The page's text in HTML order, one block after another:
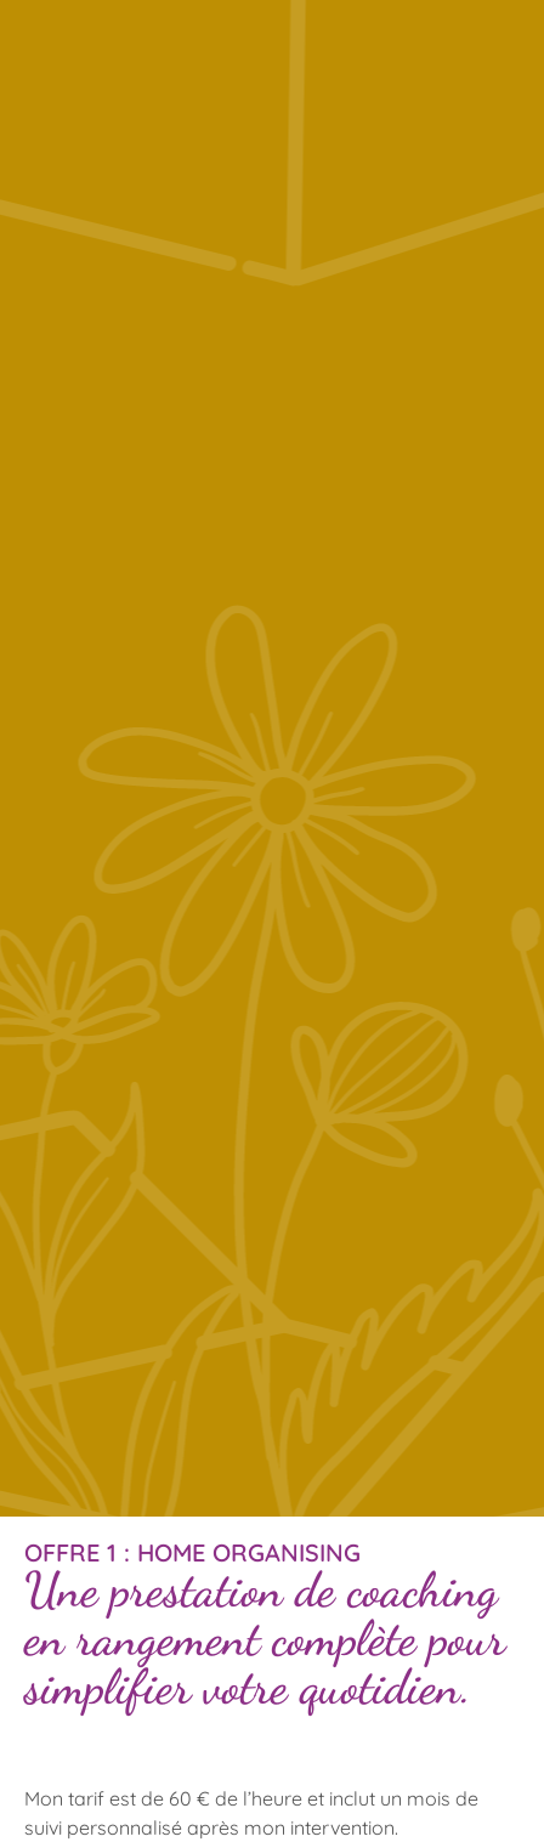
OFFRE 1 : HOME ORGANISING
Une prestation de coaching
en rangement complète pour
simplifier votre quotidien.
Mon tarif est de 60 € de l’heure et inclut un mois de
suivi personnalisé après mon intervention.